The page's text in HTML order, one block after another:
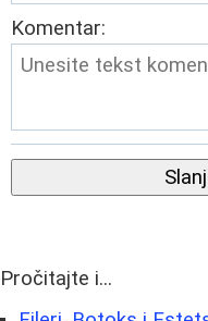
Komentar:
Pročitajte i...